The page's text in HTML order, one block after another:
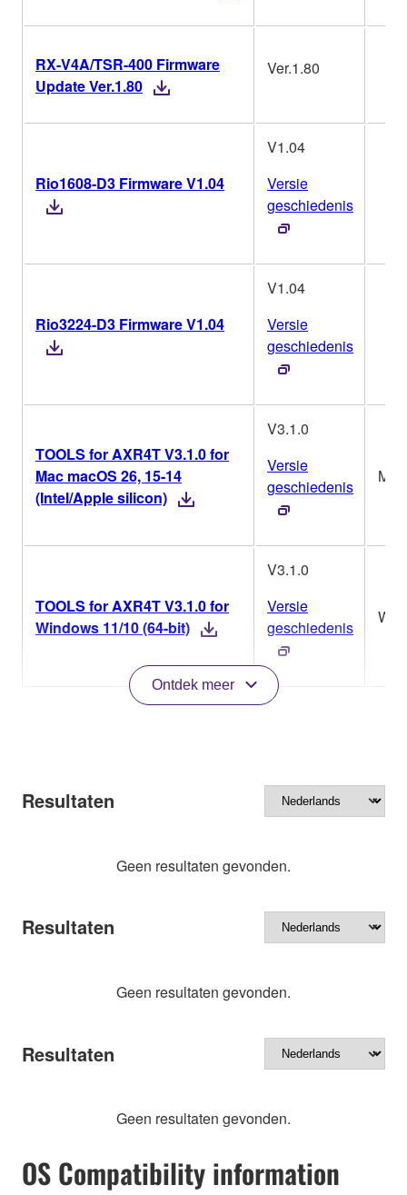
RX-V4A/TSR-400 Firmware
Update Ver.1.80
Ver.1.80
Rio1608-D3 Firmware V1.04
V1.04
Versie
geschiedenis
Rio3224-D3 Firmware V1.04
V1.04
Versie
geschiedenis
TOOLS for AXR4T V3.1.0 for
Mac macOS 26, 15-14
(Intel/Apple silicon)
V3.1.0
Versie
geschiedenis
Mac
TOOLS for AXR4T V3.1.0 for
Windows 11/10 (64-bit)
V3.1.0
Versie
geschiedenis
Win
Ontdek meer
Resultaten
Geen resultaten gevonden.
Resultaten
Geen resultaten gevonden.
Resultaten
Geen resultaten gevonden.
OS Compatibility information